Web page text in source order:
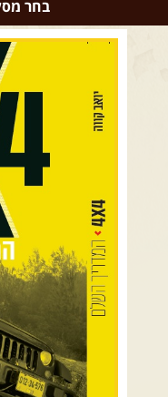
צרו קשר עם שבילים
אודות יואב קווה
בחר
רמת הגולן וגליל עליון
כרמל ורמות מנשה
בקעת הירדן והשומרון
השרון ומישור החוף
הרי ירושלים והשפלה
מדבר יהודה וים המלח
צפון ומערב הנגב
הר הנגב והערבה
רכב שטח רך